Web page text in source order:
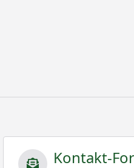
Kontakt-